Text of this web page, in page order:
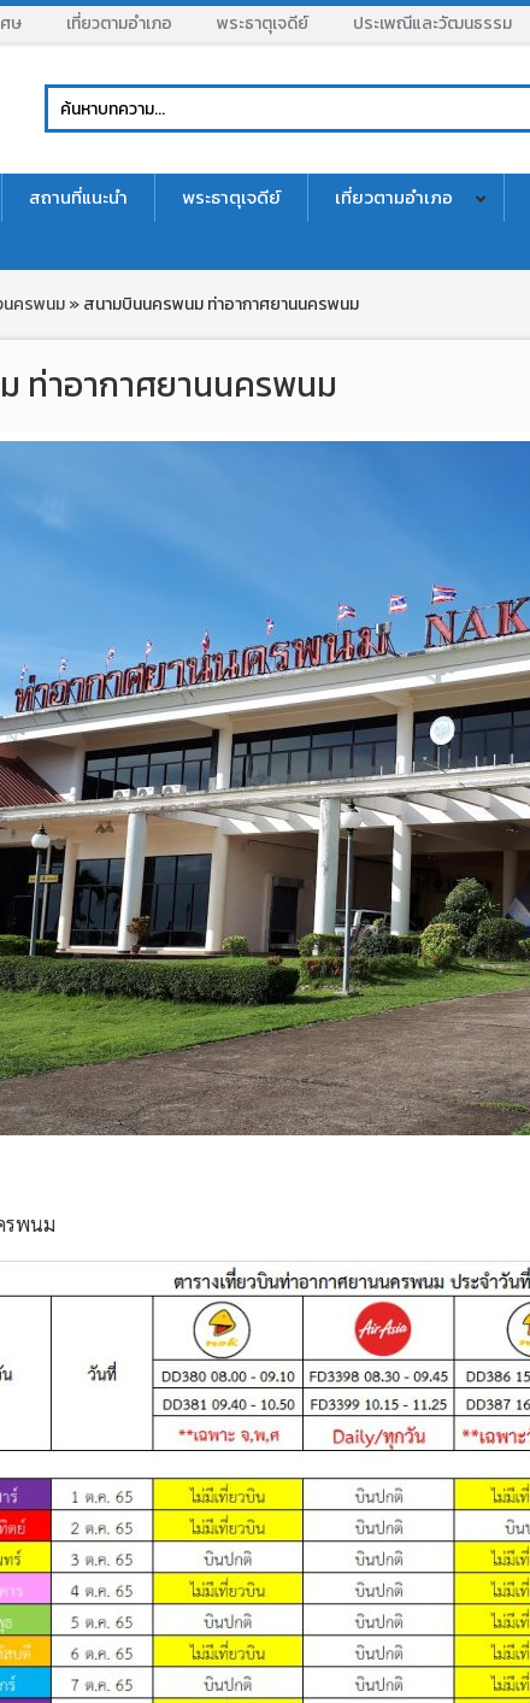
ษ เที่ยวตามอำเภอ พระธาตุเจดีย์ ประเพณีและวัฒนธรรม
สถานที่แนะนำ พระธาตุเจดีย์ เที่ยวตามอำเภอ
นครพนม»สนามบินนครพนม ท่าอากาศยานนครพนม
ท่าอากาศยานนครพนม
รพนม